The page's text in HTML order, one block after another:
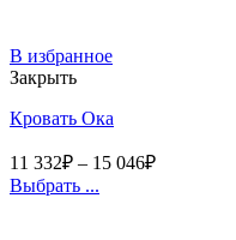
В избранное
Закрыть
Кровать Ока
11 332₽ – 15 046₽
Выбрать ...